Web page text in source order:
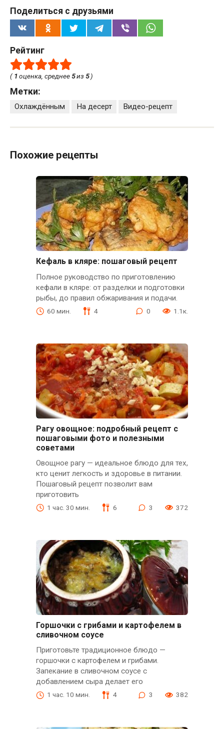
Поделиться с друзьями
Рейтинг
( 1оценка, среднее5из 5)
Метки:
Охлаждённым На десерт Видео-рецепт
Похожие рецепты
Кефаль в кляре: пошаговый рецепт
Полное руководство по приготовлению
кефали в кляре: от разделки и подготовки
рыбы, до правил обжаривания и подачи.
60 мин. 4 0 1.1к.
Рагу овощное: подробный рецепт с
пошаговыми фото и полезными
советами
Овощное рагу — идеальное блюдо для тех,
кто ценит легкость и здоровье в питании.
Пошаговый рецепт позволит вам
приготовить
1 час. 30 мин. 6 3 372
Горшочки с грибами и картофелем в
сливочном соусе
Приготовьте традиционное блюдо —
горшочки с картофелем и грибами.
Запекание в сливочном соусе с
добавлением сыра делает его
1 час. 10 мин. 4 3 382